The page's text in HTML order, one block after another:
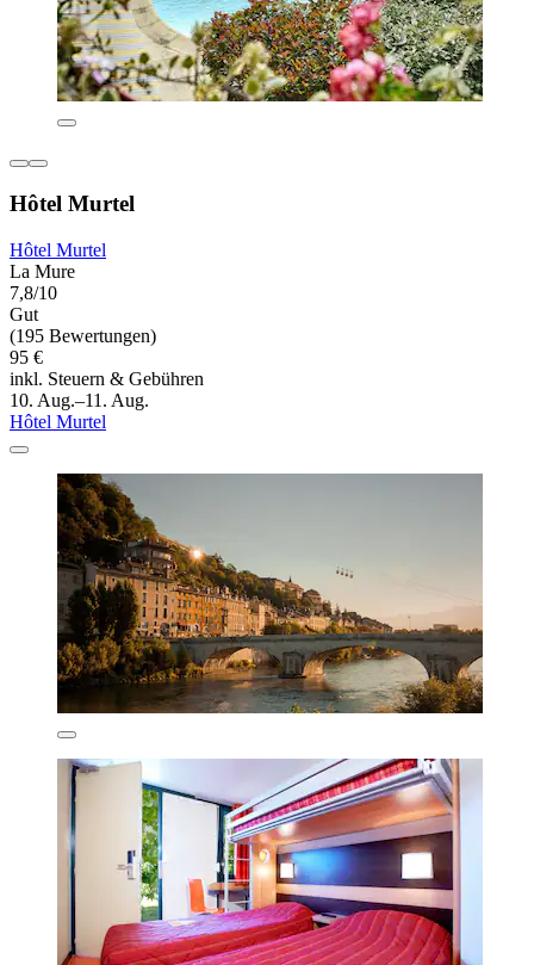
Hôtel Murtel
Hôtel Murtel
La Mure
7,8/10
Gut
(195 Bewertungen)
95 €
inkl. Steuern & Gebühren
10. Aug.–11. Aug.
Hôtel Murtel